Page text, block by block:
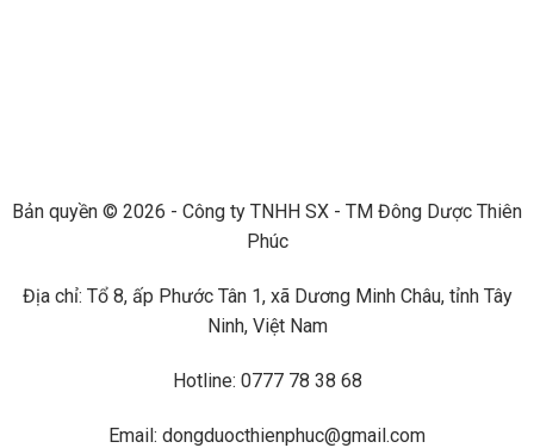
Bản quyền © 2026 - Công ty TNHH SX - TM Đông Dược Thiên
Phúc
Địa chỉ: Tổ 8, ấp Phước Tân 1, xã Dương Minh Châu, tỉnh Tây
Ninh, Việt Nam
Hotline: 0777 78 38 68
Email: dongduocthienphuc@gmail.com